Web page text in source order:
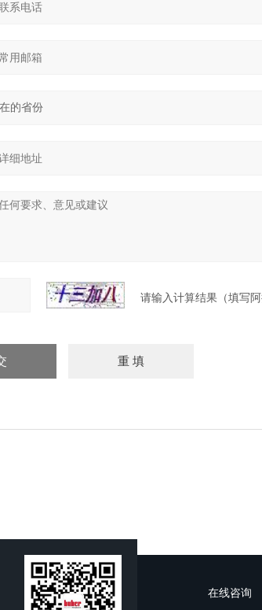
请输入计算结果（填写
在线咨询